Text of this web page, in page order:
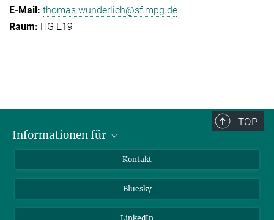
thomas.wunderlich@sf.mpg.de
HG E19
TOP
Informationen für
Bewerbende
Forschende
Kontakt
Bluesky
LinkedIn